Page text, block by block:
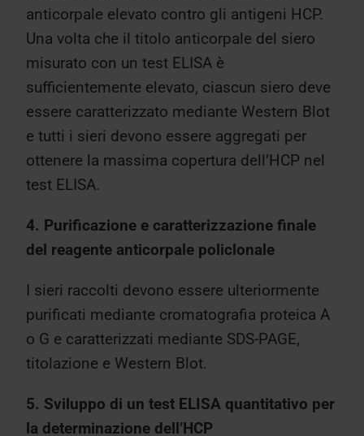
anticorpale elevato contro gli antigeni HCP.
Una volta che il titolo anticorpale del siero
misurato con un test ELISA è
sufficientemente elevato, ciascun siero deve
essere caratterizzato mediante Western Blot
e tutti i sieri devono essere aggregati per
ottenere la massima copertura dell’HCP nel
test ELISA.
4. Purificazione e caratterizzazione finale
del reagente anticorpale policlonale
I sieri raccolti devono essere ulteriormente
purificati mediante cromatografia proteica A
o G e caratterizzati mediante SDS-PAGE,
titolazione e Western Blot.
5. Sviluppo di un test ELISA quantitativo per
la determinazione dell’HCP